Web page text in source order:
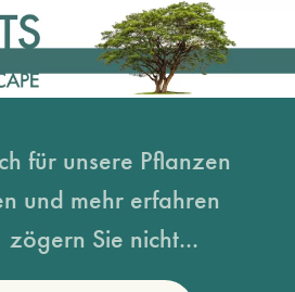
für unsere Pflanzen
und mehr erfahren
zögern Sie nicht...